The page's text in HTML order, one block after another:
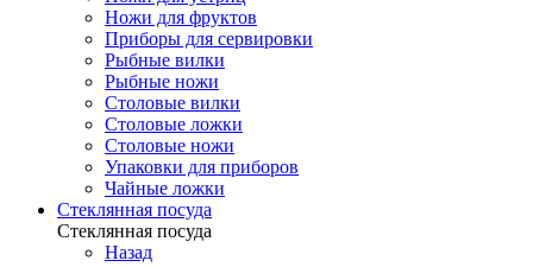
Ножи для фруктов
Приборы для сервировки
Рыбные вилки
Рыбные ножи
Столовые вилки
Столовые ложки
Столовые ножи
Упаковки для приборов
Чайные ложки
Стеклянная посуда
Стеклянная посуда
Назад